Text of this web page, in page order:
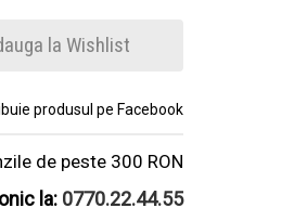
la Wishlist
produsul pe Facebook
de peste 300 RON
la: 0770.22.44.55